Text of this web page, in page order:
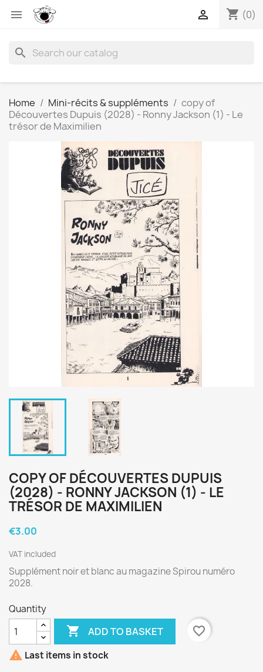
 shopping_cart (0)

search
Home Mini-récits & suppléments
copy of
Découvertes Dupuis (2028) - Ronny Jackson (1) - Le
trésor de Maximilien
COPY OF DÉCOUVERTES DUPUIS
(2028) - RONNY JACKSON (1) - LE
TRÉSOR DE MAXIMILIEN
€3.00
VAT included
Supplément noir et blanc au magazine Spirou numéro
2028.
Quantity
 ADD TO BASKET
favorite_border
 Last items in stock